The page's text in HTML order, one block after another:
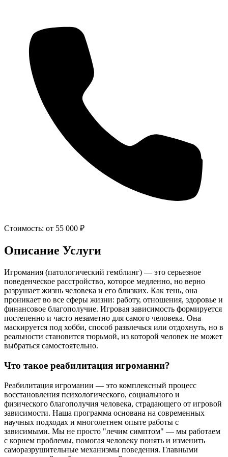
Стоимость: от 55 000 ₽
Описание Услуги
Игромания (патологический гемблинг) — это серьезное
поведенческое расстройство, которое медленно, но верно
разрушает жизнь человека и его близких. Как тень, она
проникает во все сферы жизни: работу, отношения, здоровье и
финансовое благополучие. Игровая зависимость формируется
постепенно и часто незаметно для самого человека. Она
маскируется под хобби, способ развлечься или отдохнуть, но в
реальности становится тюрьмой, из которой человек не может
выбраться самостоятельно.
Что такое реабилитация игромании?
Реабилитация игромании — это комплексный процесс
восстановления психологического, социального и
физического благополучия человека, страдающего от игровой
зависимости. Наша программа основана на современных
научных подходах и многолетнем опыте работы с
зависимыми. Мы не просто "лечим симптом" — мы работаем
с корнем проблемы, помогая человеку понять и изменить
саморазрушительные механизмы поведения. Главными